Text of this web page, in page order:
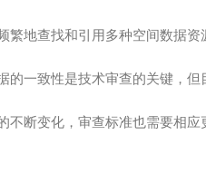
繁地查找和引用多种空间数据
的一致性是技术审查的关键，
不断变化，审查标准也需要相